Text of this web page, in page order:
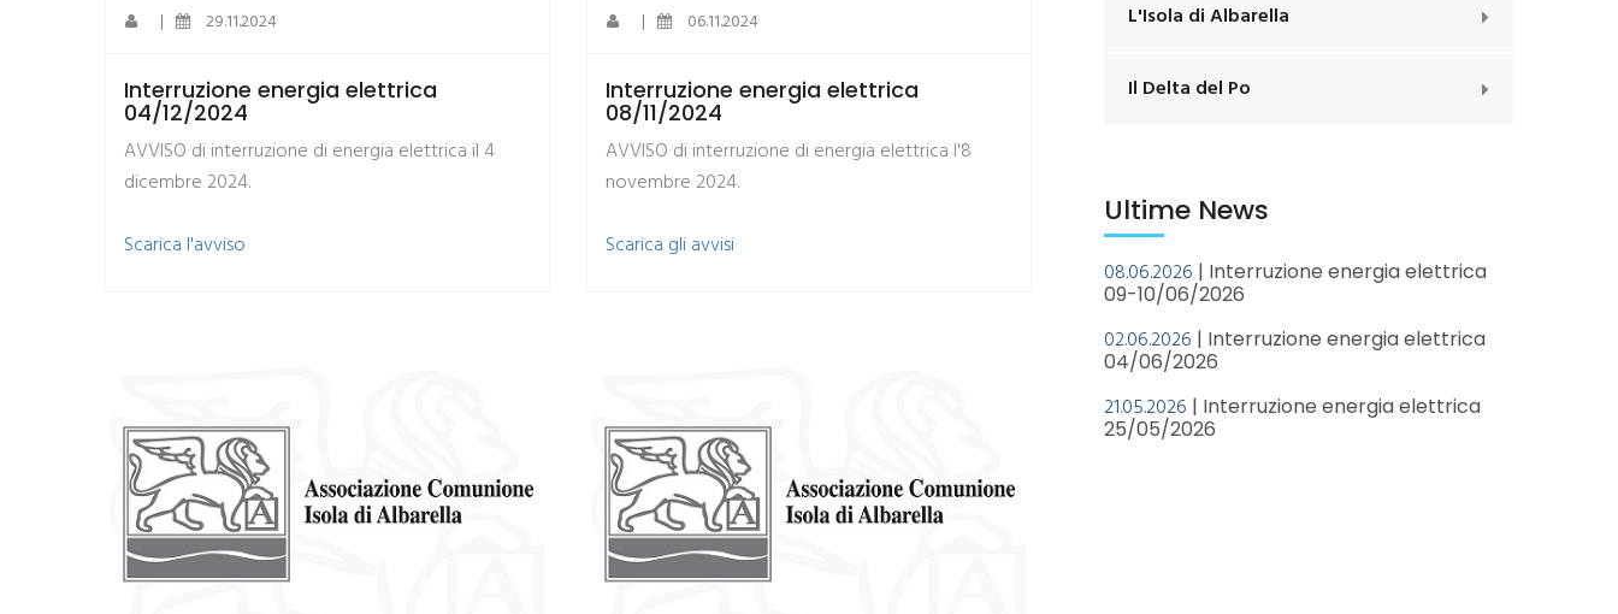
| 29.11.2024
Interruzione energia elettrica
04/12/2024
AVVISO di interruzione di energia elettrica il 4
dicembre 2024.
​Scarica l'avviso
| 06.11.2024
Interruzione energia elettrica
08/11/2024
AVVISO di interruzione di energia elettrica l'8
novembre 2024.
​Scarica gli avvisi
L'Isola di Albarella
Il Delta del Po
Ultime News
08.06.2026 | Interruzione energia elettrica
09-10/06/2026
02.06.2026 | Interruzione energia elettrica
04/06/2026
21.05.2026 | Interruzione energia elettrica
25/05/2026